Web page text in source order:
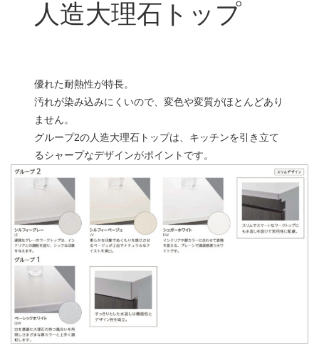
人造大理石トップ
優れた耐熱性が特長。
汚れが染み込みにくいので、変色や変質がほとんどあり
ません。
グループ2の人造大理石トップは、キッチンを引き立て
るシャープなデザインがポイントです。